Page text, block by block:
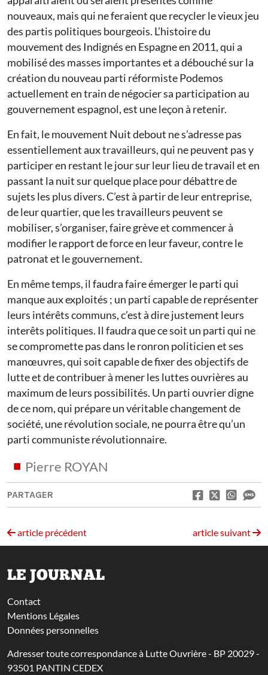
nouveaux, mais qui ne feraient que recycler le vieux jeu
des partis politiques bourgeois. L’histoire du
mouvement des Indignés en Espagne en 2011, qui a
mobilisé des masses importantes et a débouché sur la
création du nouveau parti réformiste Podemos
actuellement en train de négocier sa participation au
gouvernement espagnol, est une leçon à retenir.
En fait, le mouvement Nuit debout ne s’adresse pas
essentiellement aux travailleurs, qui ne peuvent pas y
participer en restant le jour sur leur lieu de travail et en
passant la nuit sur quelque place pour débattre de
sujets les plus divers. C’est à partir de leur entreprise,
de leur quartier, que les travailleurs peuvent se
mobiliser, s’organiser, faire grève et commencer à
modifier le rapport de force en leur faveur, contre le
patronat et le gouvernement.
En même temps, il faudra faire émerger le parti qui
manque aux exploités ; un parti capable de représenter
leurs intérêts communs, c’est à dire justement leurs
interêts politiques. Il faudra que ce soit un parti qui ne
se compromette pas dans le ronron politicien et ses
manœuvres, qui soit capable de fixer des objectifs de
lutte et de contribuer à mener les luttes ouvrières au
maximum de leurs possibilités. Un parti ouvrier digne
de ce nom, qui prépare un véritable changement de
société, une révolution sociale, ne pourra être qu’un
parti communiste révolutionnaire.
Pierre ROYAN
PARTAGER
article précédent article suivant
LE JOURNAL
Contact
Mentions Légales
Données personnelles
Adresser toute correspondance à Lutte Ouvrière - BP 20029 -
93501 PANTIN CEDEX